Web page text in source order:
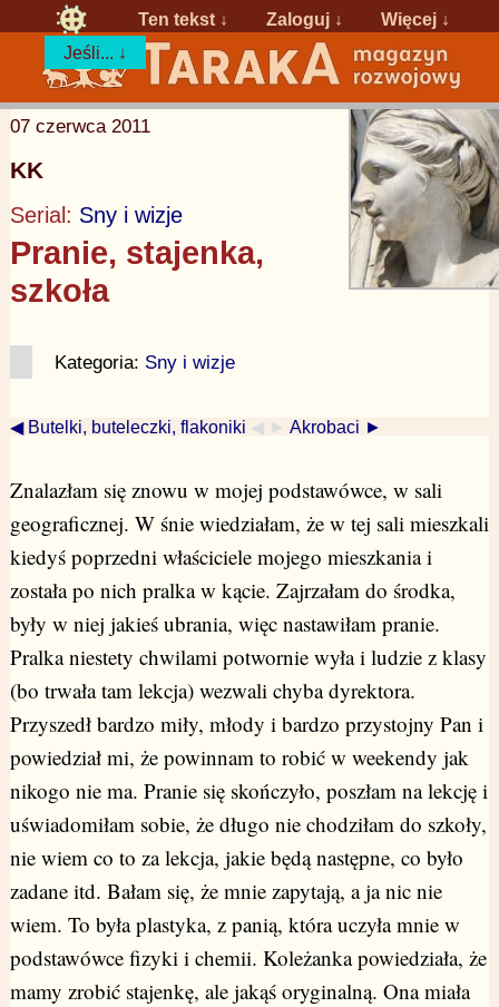
Ten tekst ↓ Zaloguj ↓
Więcej ↓
Jeśli... ↓
07 czerwca 2011
KK
Serial: Sny i wizje
Pranie, stajenka,
szkoła
Kategoria: Sny i wizje
◀ Butelki, buteleczki, flakoniki ◀ ► Akrobaci ►
Znalazłam się znowu w mojej podstawówce, w sali
geograficznej. W śnie wiedziałam, że w tej sali mieszkali
kiedyś poprzedni właściciele mojego mieszkania i
została po nich pralka w kącie. Zajrzałam do środka,
były w niej jakieś ubrania, więc nastawiłam pranie.
Pralka niestety chwilami potwornie wyła i ludzie z klasy
(bo trwała tam lekcja) wezwali chyba dyrektora.
Przyszedł bardzo miły, młody i bardzo przystojny Pan i
powiedział mi, że powinnam to robić w weekendy jak
nikogo nie ma. Pranie się skończyło, poszłam na lekcję i
uświadomiłam sobie, że długo nie chodziłam do szkoły,
nie wiem co to za lekcja, jakie będą następne, co było
zadane itd. Bałam się, że mnie zapytają, a ja nic nie
wiem. To była plastyka, z panią, która uczyła mnie w
podstawówce fizyki i chemii. Koleżanka powiedziała, że
mamy zrobić stajenkę, ale jakąś oryginalną. Ona miała